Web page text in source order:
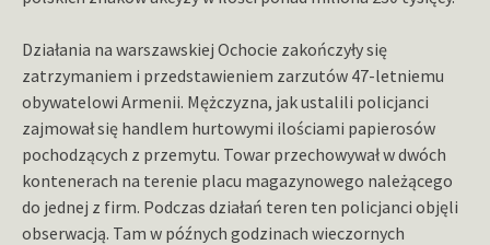
Działania na warszawskiej Ochocie zakończyły się
zatrzymaniem i przedstawieniem zarzutów 47-letniemu
obywatelowi Armenii. Mężczyzna, jak ustalili policjanci
zajmował się handlem hurtowymi ilościami papierosów
pochodzących z przemytu. Towar przechowywał w dwóch
kontenerach na terenie placu magazynowego należącego
do jednej z firm. Podczas działań teren ten policjanci objęli
obserwacją. Tam w późnych godzinach wieczornych